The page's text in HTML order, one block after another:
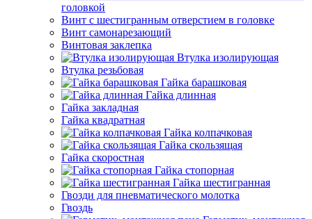
головкой
Винт с шестигранным отверстием в головке
Винт самонарезающий
Винтовая заклепка
Втулка изолирующая
Втулка резьбовая
Гайка барашковая
Гайка длинная
Гайка закладная
Гайка квадратная
Гайка колпачковая
Гайка скользящая
Гайка скоростная
Гайка стопорная
Гайка шестигранная
Гвозди для пневматического молотка
Гвоздь